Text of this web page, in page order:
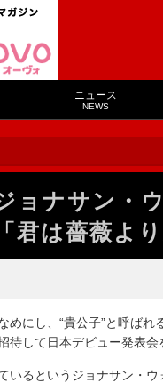
ニュース
NEWS
ョナサン・
君は薔薇よ
にし、“貴公子”と呼ばれ
待して日本デビュー発表会
いるというジョナサン・